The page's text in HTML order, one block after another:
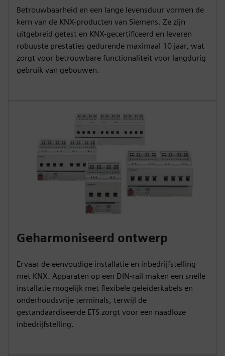
Betrouwbaarheid en een lange levensduur vormen de
kern van de KNX-producten van Siemens. Ze zijn
uitgebreid getest en KNX-gecertificeerd en leveren
robuuste prestaties gedurende maximaal 10 jaar, wat
zorgt voor betrouwbare functionaliteit voor langdurig
gebruik van gebouwen.
Geharmoniseerd ontwerp
Ervaar de eenvoudige installatie en inbedrijfstelling
met KNX. Apparaten op een DIN-rail maken een snelle
installatie mogelijk met flexibele geleiderkabels en
onderhoudsvrije terminals, terwijl de
gestandaardiseerde ETS zorgt voor een naadloze
inbedrijfstelling.